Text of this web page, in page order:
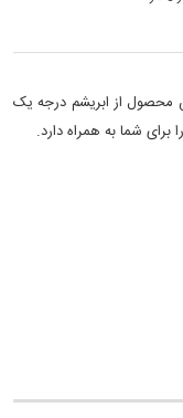
محصول از ابریشم درجه یک
شما به همراه دارد.